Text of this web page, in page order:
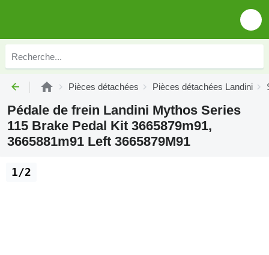
Pièces détachées Pièces détachées Landini
Pédale de frein Landini Mythos Series
115 Brake Pedal Kit 3665879m91,
3665881m91 Left 3665879M91
1/2